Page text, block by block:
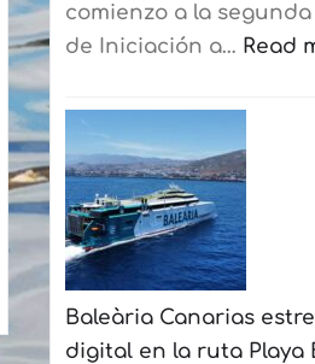
comienzo a la
de Iniciación a… Read
La
Fundación
Puertos
de
Las
Palmas
y
la
Baleària Canarias
digital en la ruta Playa